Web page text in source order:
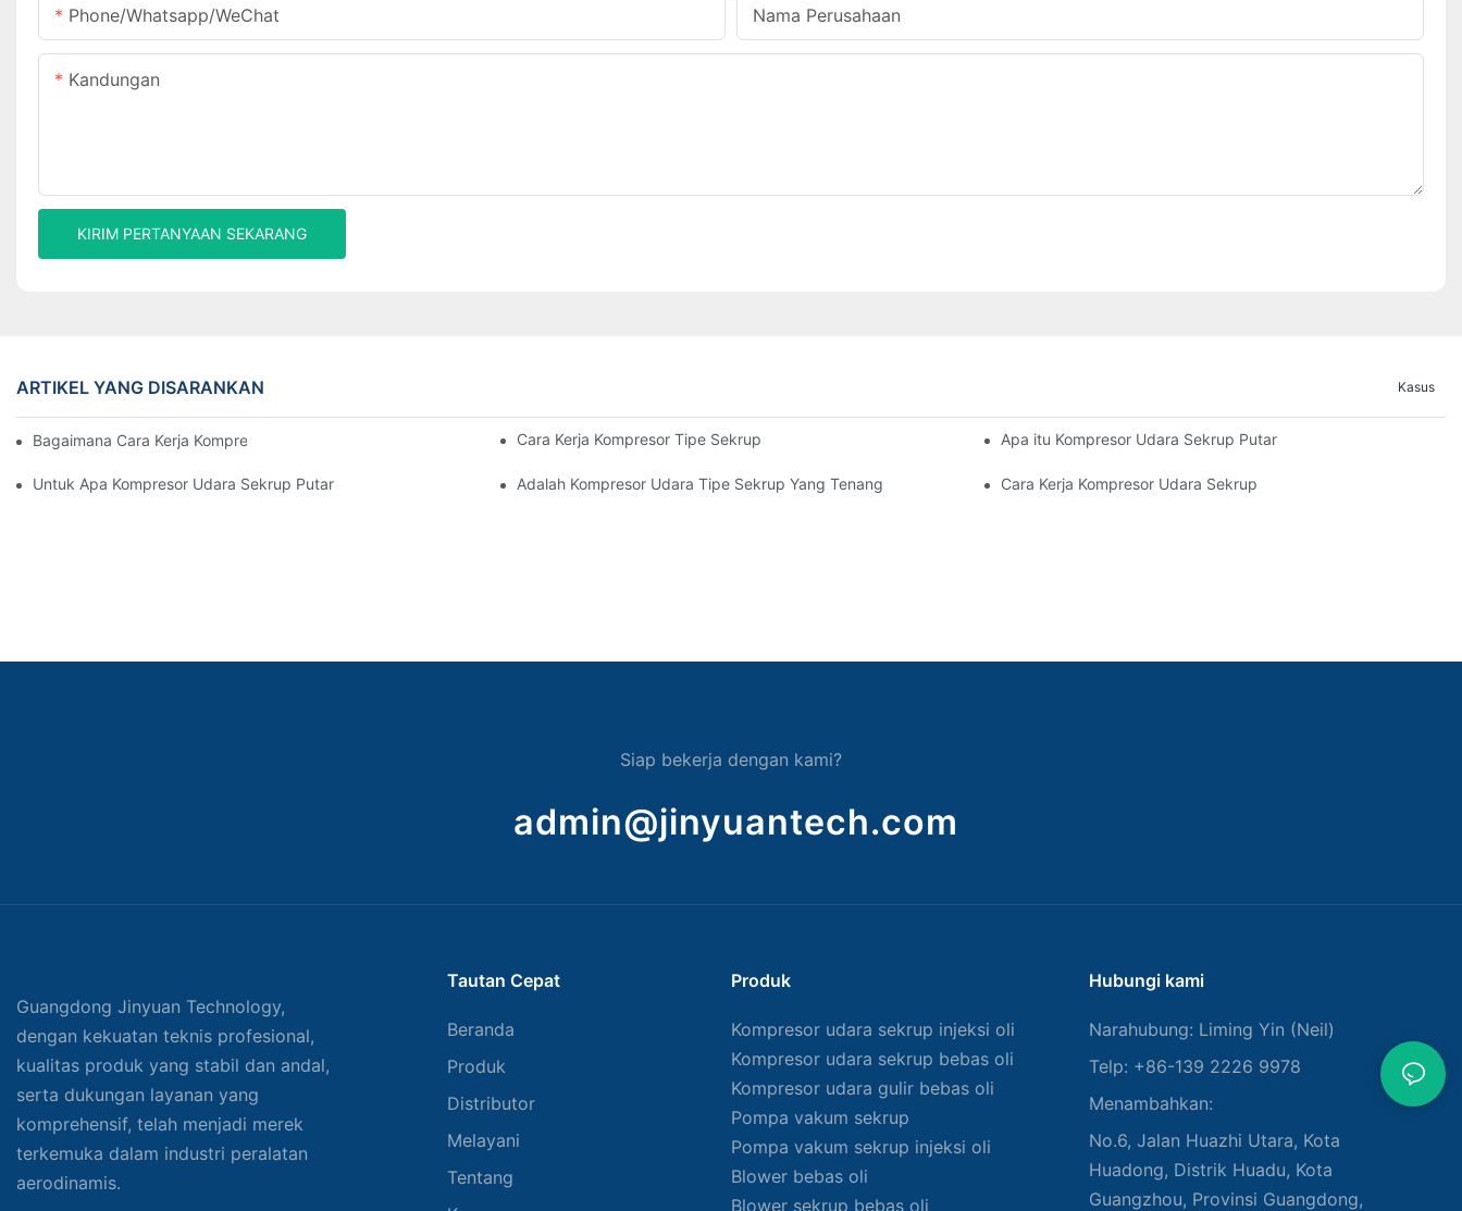
Phone/Whatsapp/WeChat Nama Perusahaan
Kandungan
KIRIM PERTANYAAN SEKARANG
ARTIKEL YANG DISARANKAN Kasus
Bagaimana Cara Kerja Kompresor Sekrup Cara Kerja Kompresor Tipe Sekrup Apa itu Kompresor Udara Sekrup Putar
Untuk Apa Kompresor Udara Sekrup Putar Adalah Kompresor Udara Tipe Sekrup Yang Tenang Cara Kerja Kompresor Udara Sekrup
Siap bekerja dengan kami?
admin@jinyuantech.com
Guangdong Jinyuan Technology,
dengan kekuatan teknis profesional,
kualitas produk yang stabil dan andal,
serta dukungan layanan yang
komprehensif, telah menjadi merek
terkemuka dalam industri peralatan
aerodinamis.
Tautan Cepat
Beranda
Produk
Distributor
Melayani
Tentang
Produk
Kompresor udara sekrup injeksi oli
Kompresor udara sekrup bebas oli
Kompresor udara gulir bebas oli
Pompa vakum sekrup
Pompa vakum sekrup injeksi oli
Blower bebas oli
Blower sekrup bebas oli
Hubungi kami
Narahubung: Liming Yin (Neil)
Telp: +86-139 2226 9978
Menambahkan:
No.6, Jalan Huazhi Utara, Kota
Huadong, Distrik Huadu, Kota
Guangzhou, Provinsi Guangdong,